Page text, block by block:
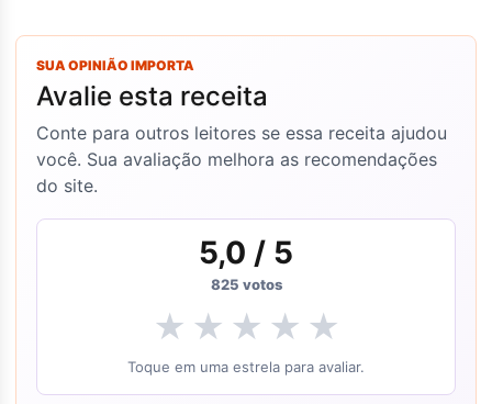
SUA OPINIÃO IMPORTA
Avalie esta receita
Conte para outros leitores se essa receita ajudou
você. Sua avaliação melhora as recomendações
do site.
5,0 / 5
825 votos
★ ★ ★ ★ ★
Toque em uma estrela para avaliar.